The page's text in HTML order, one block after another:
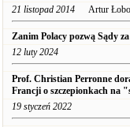
21 listopad 2014 Artur
Zanim Polacy pozwą Sądy
12 luty 2024
Prof. Christian Perronne
Francji o szczepionkach na
19 styczeń 2022